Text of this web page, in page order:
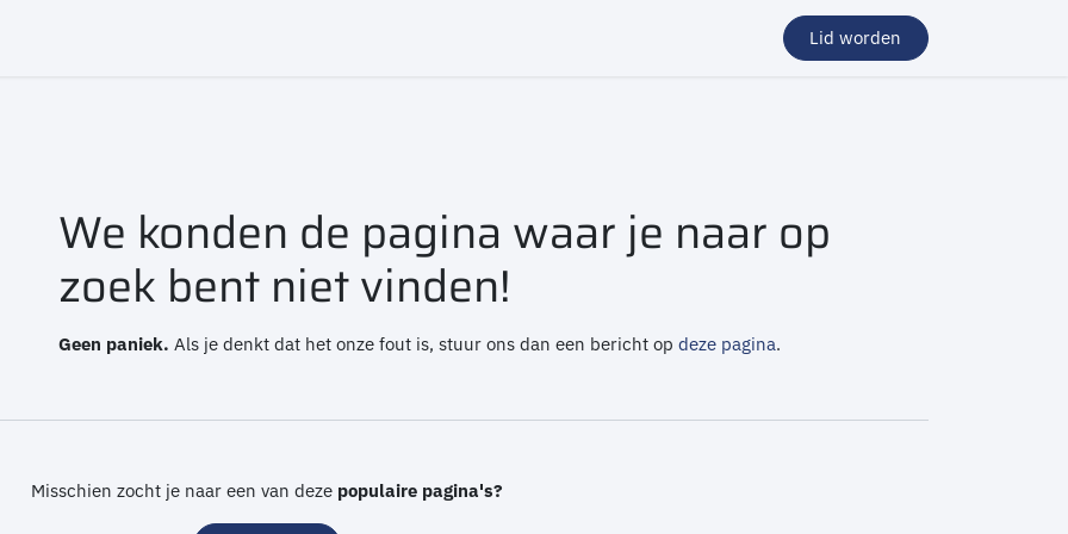
Lid worden
Fout 404
We konden de pagina waar je naar op
zoek bent niet vinden!
Geen paniek. Als je denkt dat het onze fout is, stuur ons dan een bericht op deze pagina.
Misschien zocht je naar een van deze populaire pagina's?